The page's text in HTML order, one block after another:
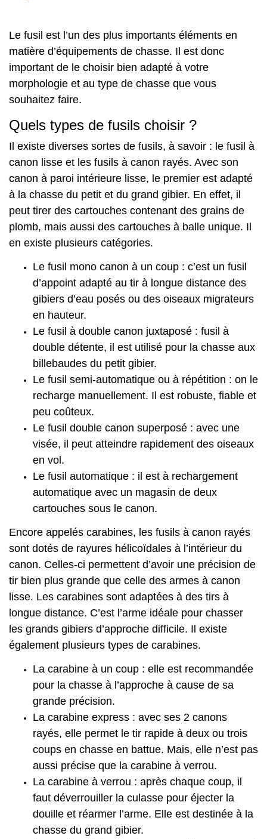
Le fusil est l’un des plus importants éléments en
matière d’équipements de chasse. Il est donc
important de le choisir bien adapté à votre
morphologie et au type de chasse que vous
souhaitez faire.
Quels types de fusils choisir ?
Il existe diverses sortes de fusils, à savoir : le fusil à
canon lisse et les fusils à canon rayés. Avec son
canon à paroi intérieure lisse, le premier est adapté
à la chasse du petit et du grand gibier. En effet, il
peut tirer des cartouches contenant des grains de
plomb, mais aussi des cartouches à balle unique. Il
en existe plusieurs catégories.
Le fusil mono canon à un coup : c’est un fusil
d’appoint adapté au tir à longue distance des
gibiers d’eau posés ou des oiseaux migrateurs
en hauteur.
Le fusil à double canon juxtaposé : fusil à
double détente, il est utilisé pour la chasse aux
billebaudes du petit gibier.
Le fusil semi-automatique ou à répétition : on le
recharge manuellement. Il est robuste, fiable et
peu coûteux.
Le fusil double canon superposé : avec une
visée, il peut atteindre rapidement des oiseaux
en vol.
Le fusil automatique : il est à rechargement
automatique avec un magasin de deux
cartouches sous le canon.
Encore appelés carabines, les fusils à canon rayés
sont dotés de rayures hélicoïdales à l’intérieur du
canon. Celles-ci permettent d’avoir une précision de
tir bien plus grande que celle des armes à canon
lisse. Les carabines sont adaptées à des tirs à
longue distance. C’est l’arme idéale pour chasser
les grands gibiers d’approche difficile. Il existe
également plusieurs types de carabines.
La carabine à un coup : elle est recommandée
pour la chasse à l’approche à cause de sa
grande précision.
La carabine express : avec ses 2 canons
rayés, elle permet le tir rapide à deux ou trois
coups en chasse en battue. Mais, elle n’est pas
aussi précise que la carabine à verrou.
La carabine à verrou : après chaque coup, il
faut déverrouiller la culasse pour éjecter la
douille et réarmer l’arme. Elle est destinée à la
chasse du grand gibier.